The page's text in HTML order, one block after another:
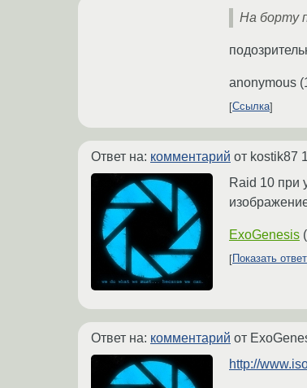
На борту
anonymous (
Ссылка
Ответ на: комментарий от kostik87
Raid 10 при
ExoGenesis (
Показать ответ
Ответ на: комментарий от
http://